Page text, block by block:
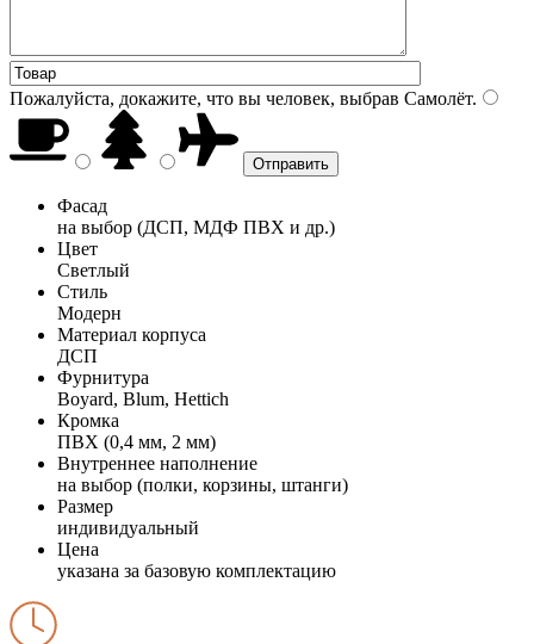
Пожалуйста, докажите, что вы человек, выбрав Самолёт.
Фасад
на выбор (ДСП, МДФ ПВХ и др.)
Цвет
Светлый
Стиль
Модерн
Материал корпуса
ДСП
Фурнитура
Boyard, Blum, Hettich
Кромка
ПВХ (0,4 мм, 2 мм)
Внутреннее наполнение
на выбор (полки, корзины, штанги)
Размер
индивидуальный
Цена
указана за базовую комплектацию